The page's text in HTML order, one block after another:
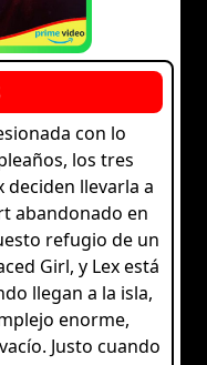
con lo
los tres
deciden llevarla a
abandonado en
refugio de un
Girl, y Lex está
llegan a la isla,
enorme,
Justo cuando